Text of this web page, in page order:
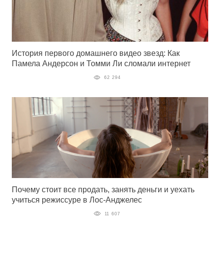
История первого домашнего видео звезд: Как
Памела Андерсон и Томми Ли сломали интернет
62 294
Почему стоит все продать, занять деньги и уехать
учиться режиссуре в Лос-Анджелес
11 607